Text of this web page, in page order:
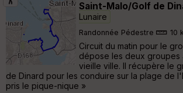
Saint-Malo/Golf de
Lunaire
Randonnée Pédestre 10
Circuit du matin pour le
dépose les deux groupes
vieille ville. Il récupère le
de Dinard pour les conduire sur la plage de
pris le pique-nique »